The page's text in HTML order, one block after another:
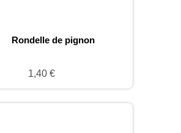
Rondelle de pignon
1,40 €